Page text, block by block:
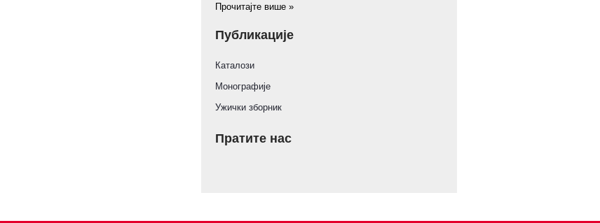
Прочитајте више »
Публикације
Каталози
Монографије
Ужички зборник
Пратите нас